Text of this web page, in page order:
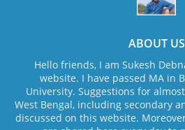
ABOUT US
Hello friends, I am Sukesh
website. I have passed MA in
University. Suggestions for
West Bengal, including secondary
discussed on this website.